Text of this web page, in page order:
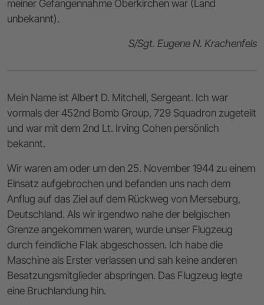
meiner Gefangennahme Oberkirchen war (Land
unbekannt).
S/Sgt. Eugene N. Krachenfels
Mein Name ist Albert D. Mitchell, Sergeant. Ich war
vormals der 452nd Bomb Group, 729 Squadron zugeteilt
und war mit dem 2nd Lt. Irving Cohen persönlich
bekannt.
Wir waren am oder um den 25. November 1944 zu einem
Einsatz aufgebrochen und befanden uns nach dem
Anflug auf das Ziel auf dem Rückweg von Merseburg,
Deutschland. Als wir irgendwo nahe der belgischen
Grenze angekommen waren, wurde unser Flugzeug
durch feindliche Flak abgeschossen. Ich habe die
Maschine als Erster verlassen und sah keine anderen
Besatzungsmitglieder abspringen. Das Flugzeug legte
eine Bruchlandung hin.